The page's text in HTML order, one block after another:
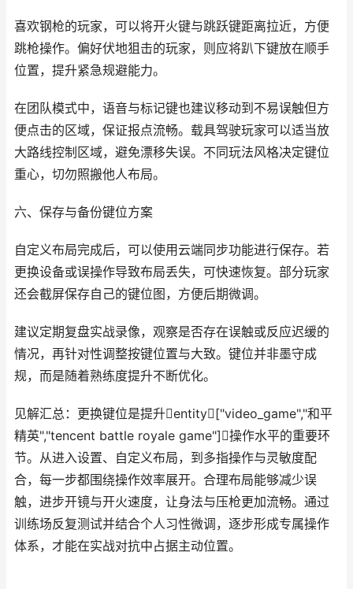
喜欢钢枪的玩家，可以将开火键与跳跃键距离拉近，方便
跳枪操作。偏好伏地狙击的玩家，则应将趴下键放在顺手
位置，提升紧急规避能力。
在团队模式中，语音与标记键也建议移动到不易误触但方
便点击的区域，保证报点流畅。载具驾驶玩家可以适当放
大路线控制区域，避免漂移失误。不同玩法风格决定键位
重心，切勿照搬他人布局。
六、保存与备份键位方案
自定义布局完成后，可以使用云端同步功能进行保存。若
更换设备或误操作导致布局丢失，可快速恢复。部分玩家
还会截屏保存自己的键位图，方便后期微调。
建议定期复盘实战录像，观察是否存在误触或反应迟缓的
情况，再针对性调整按键位置与大致。键位并非墨守成
规，而是随着熟练度提升不断优化。
见解汇总：更换键位是提升entity["video_game","和平
精英","tencent battle royale game"]操作水平的重要环
节。从进入设置、自定义布局，到多指操作与灵敏度配
合，每一步都围绕操作效率展开。合理布局能够减少误
触，进步开镜与开火速度，让身法与压枪更加流畅。通过
训练场反复测试并结合个人习性微调，逐步形成专属操作
体系，才能在实战对抗中占据主动位置。